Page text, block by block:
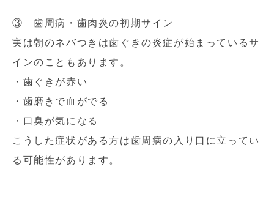
③ 歯周病・歯肉炎の初期サイン
実は朝のネバつきは歯ぐきの炎症が始まっているサ
インのこともあります。
・歯ぐきが赤い
・歯磨きで血がでる
・口臭が気になる
こうした症状がある方は歯周病の入り口に立ってい
る可能性があります。